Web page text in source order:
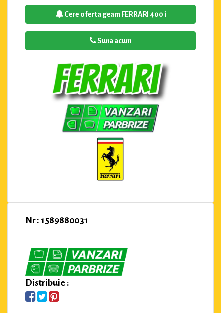
Cere oferta geam FERRARI 400 i
Suna acum
Nr : 1589880031
Distribuie :